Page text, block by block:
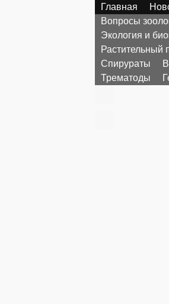
Главная
Вопросы
Экология и
Растительный
Спирураты
Трематоды